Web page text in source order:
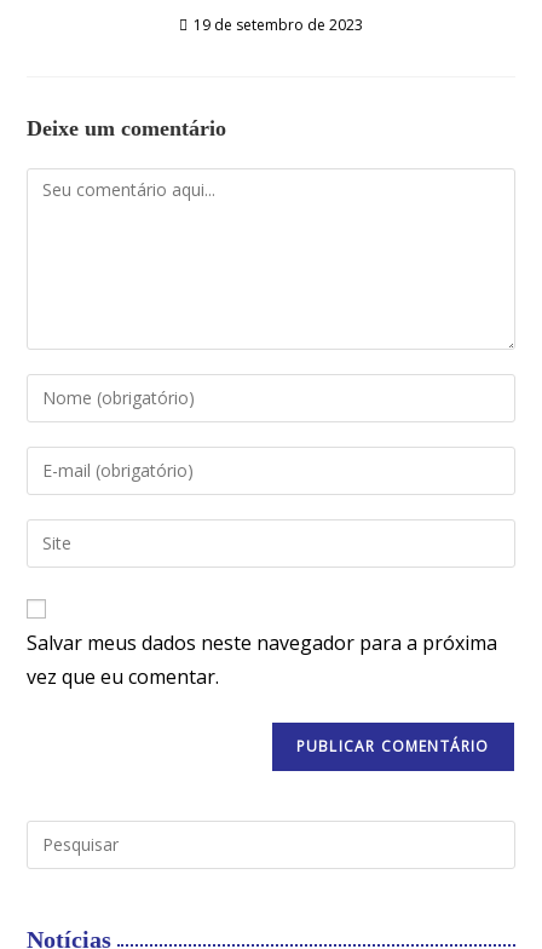
19 de setembro de 2023
Deixe um comentário
Salvar meus dados neste navegador para a próxima
vez que eu comentar.
Notícias